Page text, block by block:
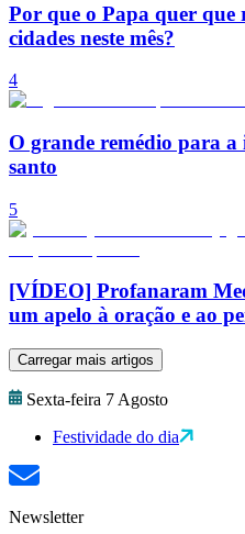
Por que o Papa quer que
cidades neste mês?
4
O grande remédio para a
santo
5
[VÍDEO] Profanaram
um apelo à oração e ao
Carregar mais artigos
Sexta-feira 7 Agosto
Festividade do dia
Newsletter